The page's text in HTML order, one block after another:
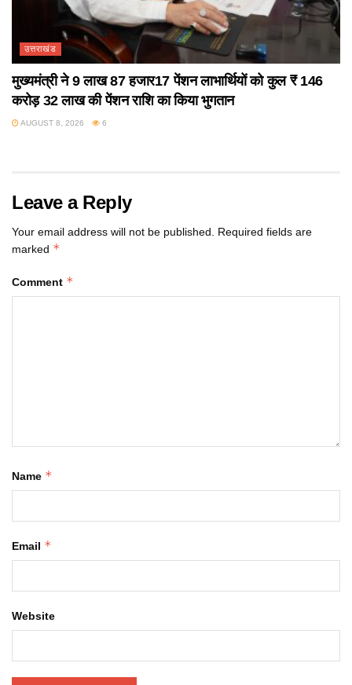
उत्तराखंड
मुख्यमंत्री ने 9 लाख 87 हजार17 पेंशन लाभार्थियों को कुल ₹ 146
करोड़ 32 लाख की पेंशन राशि का किया भुगतान
AUGUST 8, 2026 6
Leave a Reply
Your email address will not be published. Required fields are
marked *
Comment *
Name *
Email *
Website